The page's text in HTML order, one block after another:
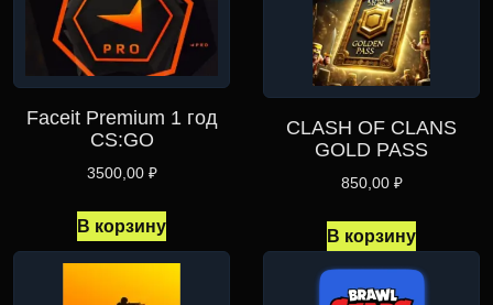
Faceit Premium 1 год
CS:GO
3500,00 ₽
В корзину
CLASH OF CLANS
GOLD PASS
850,00 ₽
В корзину